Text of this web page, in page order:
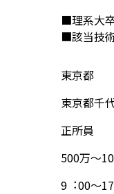
■理系⼤
■該当技
東京都
東京都千
正所員
500万～
9︓00～